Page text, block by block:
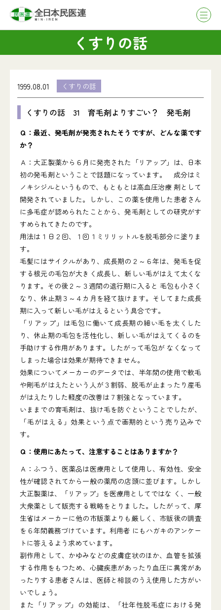
くすりの話
1999.08.01 くすりの話
くすりの話 31 育毛剤よりすごい？ 発毛剤
Ｑ：最近、発毛剤が発売されたそうですが、どんな薬です
か？
Ａ：大正製薬から６月に発売された「リアップ」は、日本
初の発毛剤ということで話題になっています。 成分はミ
ノキシジルというもので、もともとは高血圧治療 剤として
開発されていました。しかし、この薬を使用した患者さん
に多毛症が認められたことから、発毛剤としての研究がす
すめられてきたのです。
用法は１日２回、１回１ミリリットルを脱毛部分に塗りま
す。
毛髪にはサイクルがあり、成長期の２～６年は、発毛を促
する根元の毛包が大きく成長し、新しい毛がはえて太くな
ります。その後２～３週間の退行期に入ると 毛包も小さく
なり、休止期３～４カ月を経て抜けます。そしてまた成長
期に入って新しい毛がはえるという具合です。
「リアップ」は毛包に働いて成長期の細い毛を太くした
り、休止期の毛包を活性化し、新しい毛がはえてくるのを
手助けする作用があります。したがって毛包が なくなって
しまった場合は効果が期待できません。
効果についてメーカーのデータでは、半年間の使用で軟毛
や剛毛がはえたという人が３割弱、脱毛が止まったり産毛
がはえたりした軽度の改善は７割強となっています。
いままでの育毛剤は、抜け毛を防ぐということでしたが、
「毛がはえる」効果という点で画期的という売り込みで
す。
Ｑ：使用にあたって、注意することはありますか？
Ａ：ふつう、医薬品は医療用として使用し、有効性、安全
性が確認されてから一般の薬局の店頭に並びます。しかし
大正製薬は、「リアップ」を医療用としてではな く、一般
大衆薬として販売する戦略をとりました。したがって、厚
生省はメーカーに他の市販薬よりも厳しく、市販後の調査
を６年間義務づけています。利用者 にもハガキのアンケー
トに答えるよう求めています。
副作用として、かゆみなどの皮膚症状のほか、血管を拡張
する作用をもつため、心臓疾患があったり血圧に異常があ
ったりする患者さんは、医師と相談のうえ使用した方がい
いでしょう。
また「リアップ」の効能は、「壮年性脱毛症における発